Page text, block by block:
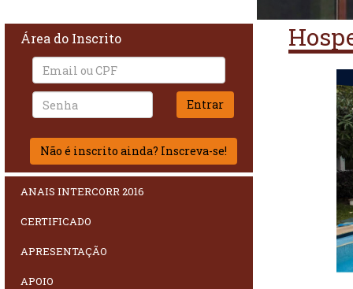
Área do Inscrito
Não é inscrito ainda? Inscreva-se!
ANAIS INTERCORR 2016
CERTIFICADO
APRESENTAÇÃO
APOIO